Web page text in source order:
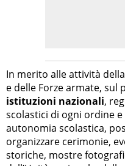
In merito alle attività
e delle Forze armate, sul
istituzioni nazionali,
scolastici di ogni ordine
autonomia scolastica,
organizzare cerimonie,
storiche, mostre